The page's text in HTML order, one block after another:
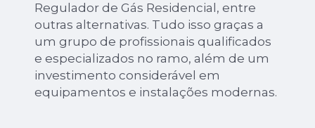
Regulador de Gás Residencial, entre
outras alternativas. Tudo isso graças a
um grupo de profissionais qualificados
e especializados no ramo, além de um
investimento considerável em
equipamentos e instalações modernas.